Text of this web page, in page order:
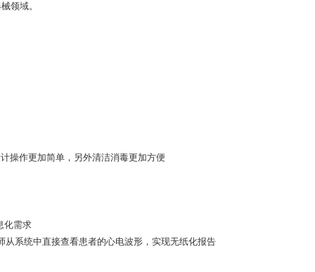
领域。
操作更加简单，另外清洁消毒更加方便
化需求
从系统中直接查看患者的心电波形，实现无纸化报告